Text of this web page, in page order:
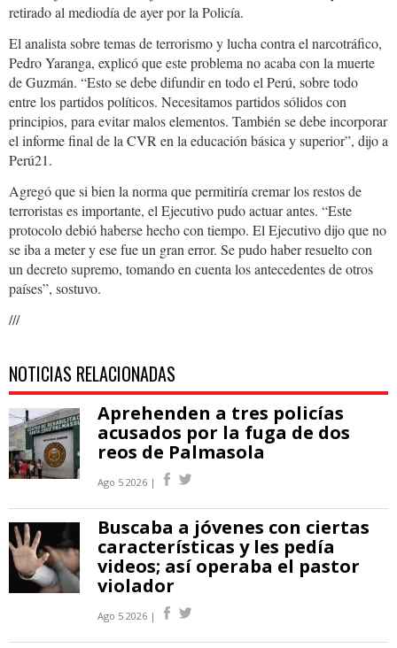
retirado al mediodía de ayer por la Policía.
El analista sobre temas de terrorismo y lucha contra el narcotráfico,
Pedro Yaranga, explicó que este problema no acaba con la muerte
de Guzmán. “Esto se debe difundir en todo el Perú, sobre todo
entre los partidos políticos. Necesitamos partidos sólidos con
principios, para evitar malos elementos. También se debe incorporar
el informe final de la CVR en la educación básica y superior”, dijo a
Perú21.
Agregó que si bien la norma que permitiría cremar los restos de
terroristas es importante, el Ejecutivo pudo actuar antes. “Este
protocolo debió haberse hecho con tiempo. El Ejecutivo dijo que no
se iba a meter y ese fue un gran error. Se pudo haber resuelto con
un decreto supremo, tomando en cuenta los antecedentes de otros
países”, sostuvo.
///
NOTICIAS RELACIONADAS
Aprehenden a tres policías
acusados por la fuga de dos
reos de Palmasola
Ago 5 2026 |
Buscaba a jóvenes con ciertas
características y les pedía
videos; así operaba el pastor
violador
Ago 5 2026 |